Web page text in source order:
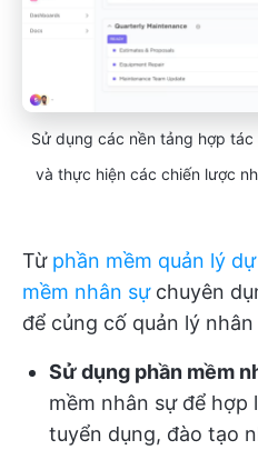
Sử dụng các nền tảng hợp
và thực hiện các chiến lược
Từ phần mềm quản lý
mềm nhân sựchuyên
để củng cố quản lý
Sử dụng phần mềm
mềm nhân sự để hợp
tuyển dụng, đào tạo